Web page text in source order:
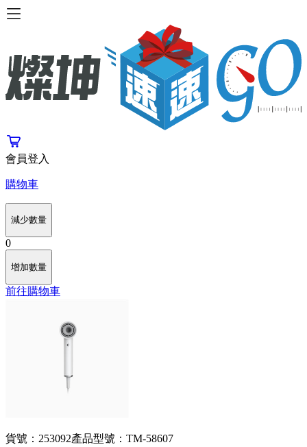
會員登入
購物車
減少數量
0
增加數量
前往購物車
貨號：253092產品型號：TM-58607